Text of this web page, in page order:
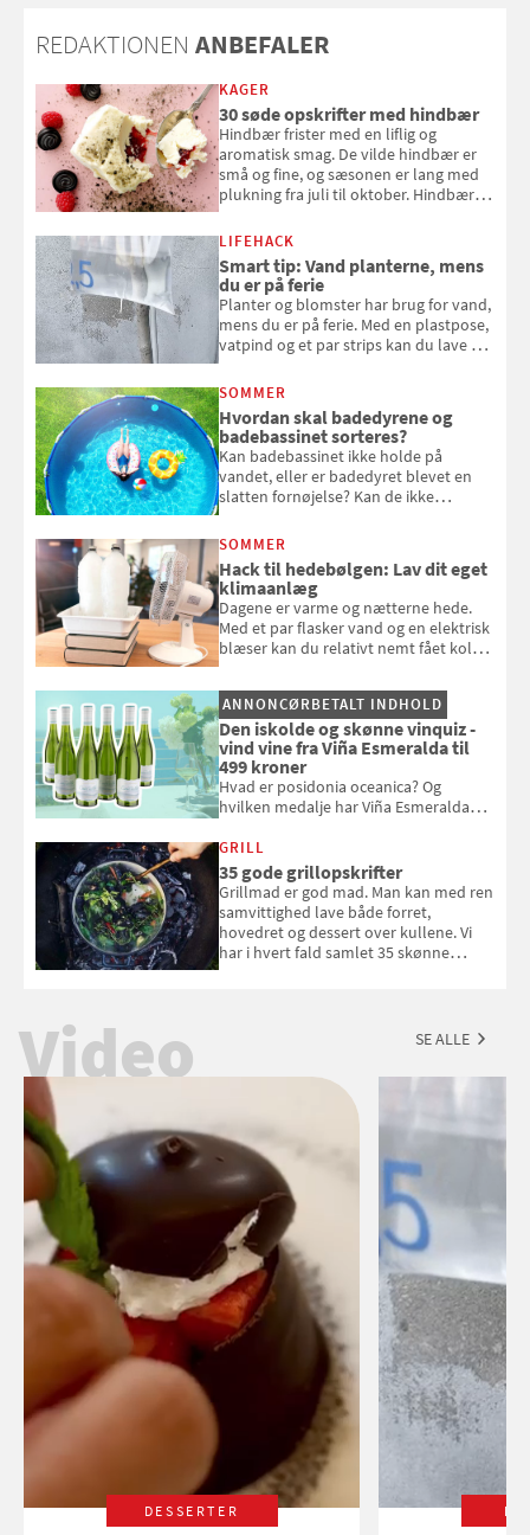
REDAKTIONEN ANBEFALER
KAGER
30 søde opskrifter med hindbær
Hindbær frister med en liflig og
aromatisk smag. De vilde hindbær er
små og fine, og sæsonen er lang med
plukning fra juli til oktober. Hindbær
kan bruge dine hindbær i alt fra
bagværk og salater til is og syltning.
LIFEHACK
Smart tip: Vand planterne, mens
du er på ferie
Planter og blomster har brug for vand,
mens du er på ferie. Med en plastpose,
vatpind og et par strips kan du lave dit
at bede naboen om at vande eller
komme hjem til døde planter
SOMMER
Hvordan skal badedyrene og
badebassinet sorteres?
Kan badebassinet ikke holde på
vandet, eller er badedyret blevet en
slatten fornøjelse? Kan de ikke
opmærksom, når du smider
badebassinet eller et badedyr ud
SOMMER
Hack til hedebølgen: Lav dit eget
klimaanlæg
Dagene er varme og nætterne hede.
Med et par flasker vand og en elektrisk
blæser kan du relativt nemt fået koldt
og se, hvordan du gør
ANNONCØRBETALT INDHOLD
Den iskolde og skønne vinquiz -
vind vine fra Viña Esmeralda til
499 kroner
Hvad er posidonia oceanica? Og
hvilken medalje har Viña Esmeralda
med i Samvirkes skønne vinquiz, hvor
du kan vinde 6 flasker vin fra Viña
Esmeralda. Konkurrencen slutter 1.
september 2026.
GRILL
35 gode grillopskrifter
Grillmad er god mad. Man kan med ren
samvittighed lave både forret,
hovedret og dessert over kullene. Vi
har i hvert fald samlet 35 skønne
Video SE ALLE
DESSERTER